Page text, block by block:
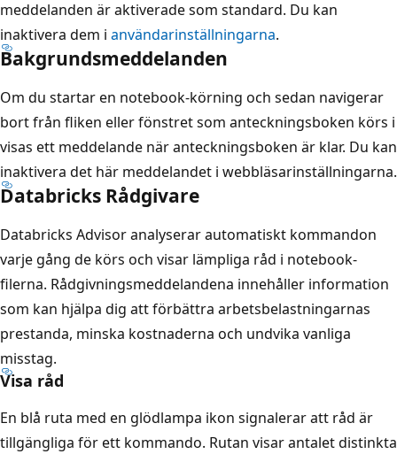
meddelanden är aktiverade som standard. Du kan
inaktivera dem i användarinställningarna.
Bakgrundsmeddelanden
Om du startar en notebook-körning och sedan navigerar
bort från fliken eller fönstret som anteckningsboken körs i
visas ett meddelande när anteckningsboken är klar. Du kan
inaktivera det här meddelandet i webbläsarinställningarna.
Databricks Rådgivare
Databricks Advisor analyserar automatiskt kommandon
varje gång de körs och visar lämpliga råd i notebook-
filerna. Rådgivningsmeddelandena innehåller information
som kan hjälpa dig att förbättra arbetsbelastningarnas
prestanda, minska kostnaderna och undvika vanliga
misstag.
Visa råd
En blå ruta med en glödlampa ikon signalerar att råd är
tillgängliga för ett kommando. Rutan visar antalet distinkta